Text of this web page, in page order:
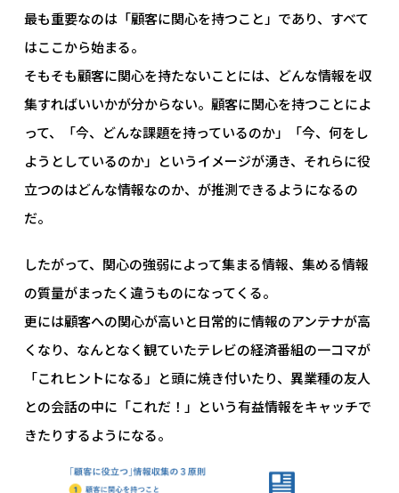
最も重要なのは「顧客に関心を持つこと」であり、すべて
はここから始まる。
そもそも顧客に関心を持たないことには、どんな情報を収
集すればいいかが分からない。顧客に関心を持つことによ
って、「今、どんな課題を持っているのか」「今、何をし
ようとしているのか」というイメージが湧き、それらに役
立つのはどんな情報なのか、が推測できるようになるの
だ。
したがって、関心の強弱によって集まる情報、集める情報
の質量がまったく違うものになってくる。
更には顧客への関心が高いと日常的に情報のアンテナが高
くなり、なんとなく観ていたテレビの経済番組の一コマが
「これヒントになる」と頭に焼き付いたり、異業種の友人
との会話の中に「これだ！」という有益情報をキャッチで
きたりするようになる。